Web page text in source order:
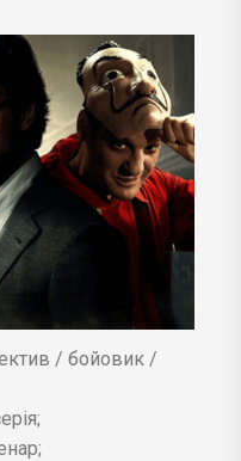
/ бойовик /